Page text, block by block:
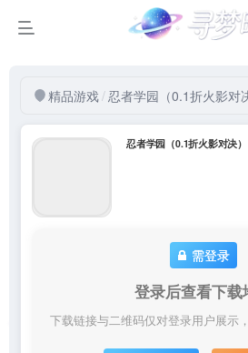
精品游戏/忍者学园（0.1折火影对
忍者学园（0.1折火影对决）
需登录
登录后查看下载
下载链接与二维码仅对登录用户展示